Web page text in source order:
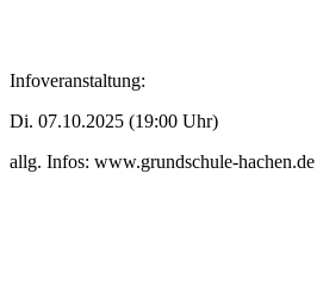
Infoveranstaltung:
Di. 07.10.2025 (19:00 Uhr)
allg. Infos: www.grundschule-hachen.de